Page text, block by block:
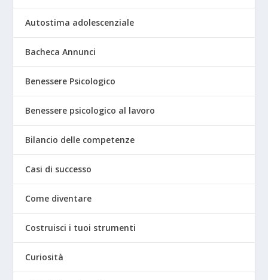
Autostima adolescenziale
Bacheca Annunci
Benessere Psicologico
Benessere psicologico al lavoro
Bilancio delle competenze
Casi di successo
Come diventare
Costruisci i tuoi strumenti
Curiosità